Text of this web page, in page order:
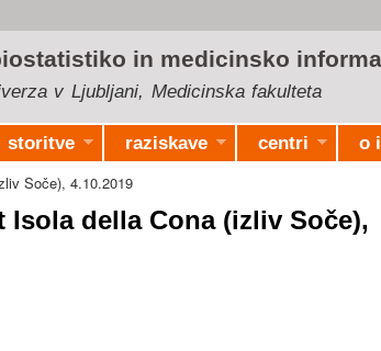
main
content
in medicinsko
v Ljubljani, Medicinska fakulteta
storitve raziskave centri o
Soče), 4.10.2019
Isola della Cona (izliv Soče),